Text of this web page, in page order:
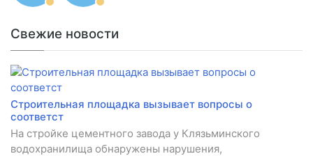
Свежие новости
Строительная площадка вызывает вопросы о
соответст
На стройке цементного завода у Клязьминского
водохранилища обнаружены нарушения,